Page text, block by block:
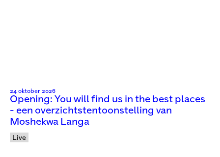
24 oktober 2026
Opening: You will find us in the best places
- een overzichtstentoonstelling van
Moshekwa Langa
Live